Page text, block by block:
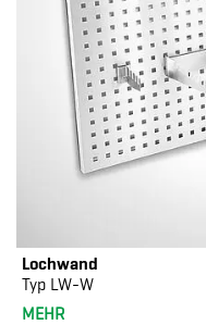
Lochwand
Typ LW-W
MEHR